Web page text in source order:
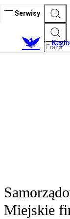
Serwisy
R
Miejskie